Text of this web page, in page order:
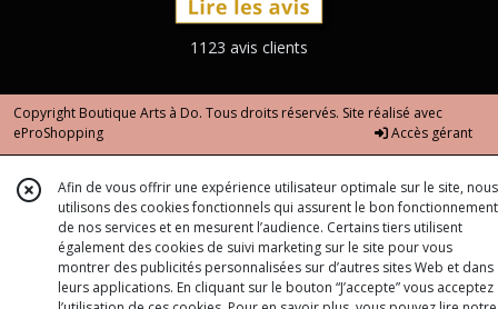
1123 avis clients
Copyright Boutique Arts à Do. Tous droits réservés. Site réalisé avec
eProShopping
Accès gérant
Afin de vous offrir une expérience utilisateur optimale sur le site, nous
utilisons des cookies fonctionnels qui assurent le bon fonctionnement
de nos services et en mesurent l’audience. Certains tiers utilisent
également des cookies de suivi marketing sur le site pour vous
montrer des publicités personnalisées sur d’autres sites Web et dans
leurs applications. En cliquant sur le bouton “J’accepte” vous acceptez